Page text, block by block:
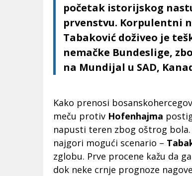
početak istorijskog
prvenstvu. Korpulentni
Tabaković doživeo je
nemačke Bundeslige,
na Mundijal u SAD,
Kako prenosi
meču protiv Hofenhajma
napusti teren zbog oštrog
najgori mogući scenario –
zglobu. Prve procene kažu da
dok neke crnje prognoze